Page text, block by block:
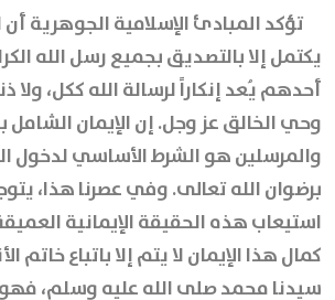
تؤكد المبادئ الإسلامية الجوهرية أن
يكتمل إلا بالتصديق بجميع رسل الله
أحدهم يُعد إنكاراً لرسالة الله ككل،
وحي الخالق عز وجل. إن الإيمان الشامل
والمرسلين هو الشرط الأساسي لدخول
برضوان الله تعالى. وفي عصرنا هذا،
استيعاب هذه الحقيقة الإيمانية
كمال هذا الإيمان لا يتم إلا باتباع خاتم
سيدنا محمد صلى الله عليه وسلم، فهو